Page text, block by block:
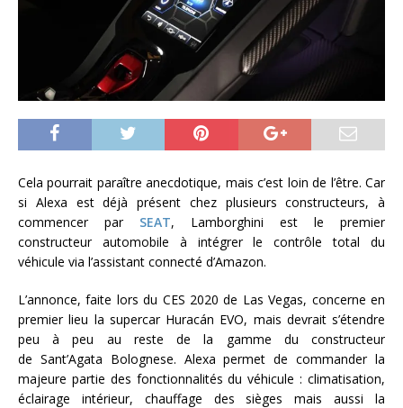
Cela pourrait paraître anecdotique, mais c’est loin de l’être. Car
si Alexa est déjà présent chez plusieurs constructeurs, à
commencer par SEAT, Lamborghini est le premier
constructeur automobile à intégrer le contrôle total du
véhicule via l’assistant connecté d’Amazon.
L’annonce, faite lors du CES 2020 de Las Vegas, concerne en
premier lieu la supercar Huracán EVO, mais devrait s’étendre
peu à peu au reste de la gamme du constructeur
de Sant’Agata Bolognese. Alexa permet de commander la
majeure partie des fonctionnalités du véhicule : climatisation,
éclairage intérieur, chauffage des sièges mais aussi la